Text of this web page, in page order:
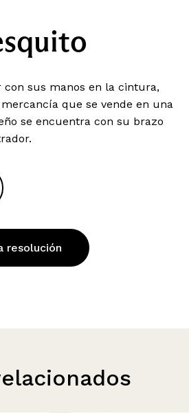
sus manos en la cintura,
que se vende en una
se encuentra con su brazo
resolución